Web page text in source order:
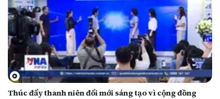
Thúc đẩy thanh niên đổi mới sáng tạo vì cộng đồng